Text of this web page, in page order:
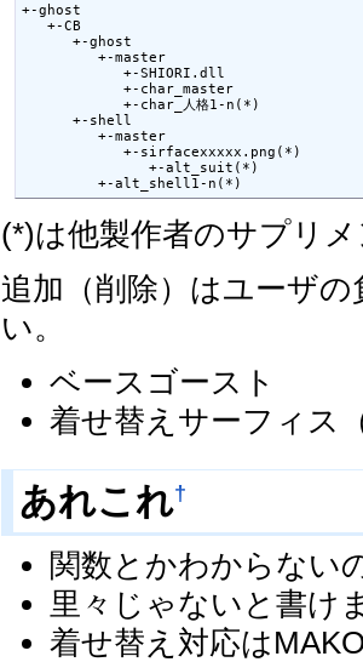
+-ghost
   +-CB
      +-ghost
         +-master
            +-SHIORI.dll
            +-char_master
            +-char_人格1-n(*)
      +-shell
         +-master
            +-sirfacexxxxx.png(*)
               +-alt_suit(*)
         +-alt_shell1-n(*)
(*)は他製作者のサプリ
追加（削除）はユーザ
い。
ベースゴースト
着せ替えサーフィス
あれこれ†
関数とかわからない
里々じゃないと書け
着せ替え対応は